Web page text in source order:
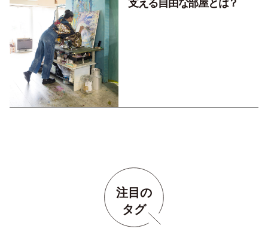
支える自由な部屋とは？
注目の
タグ